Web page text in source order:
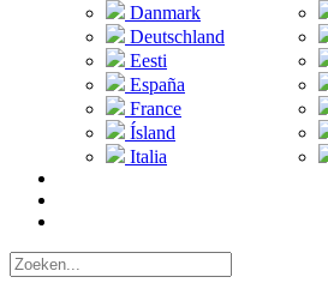
Danmark
Deutschland
Eesti
España
France
Ísland
Italia